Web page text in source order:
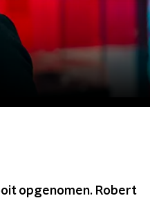
opgenomen. Robert